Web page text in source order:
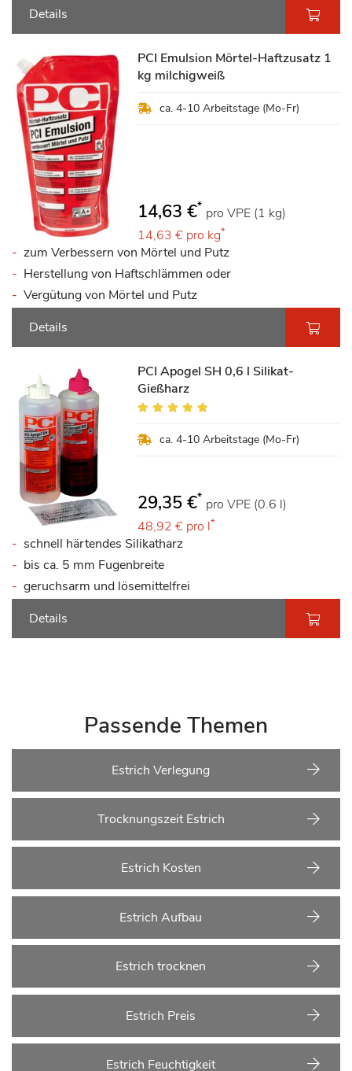
Details
PCI Emulsion Mörtel-Haftzusatz 1
kg milchigweiß
ca. 4-10 Arbeitstage (Mo-Fr)
14,63 €* pro VPE (1 kg)
14,63 € pro kg*
zum Verbessern von Mörtel und Putz
Herstellung von Haftschlämmen oder
Vergütung von Mörtel und Putz
Details
PCI Apogel SH 0,6 l Silikat-
Gießharz
Bewertung:
ca. 4-10 Arbeitstage (Mo-Fr)
29,35 €* pro VPE (0.6 l)
48,92 € pro l*
schnell härtendes Silikatharz
bis ca. 5 mm Fugenbreite
geruchsarm und lösemittelfrei
Details
Passende Themen
Estrich Verlegung
Trocknungszeit Estrich
Estrich Kosten
Estrich Aufbau
Estrich trocknen
Estrich Preis
Estrich Feuchtigkeit